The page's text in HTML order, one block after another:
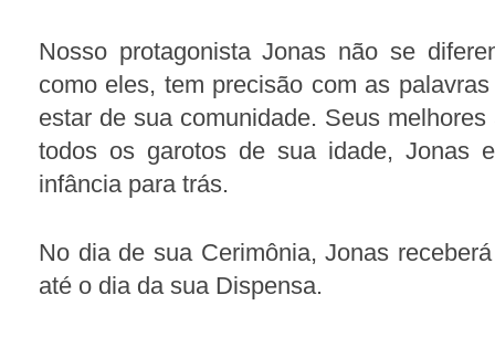
Nosso protagonista Jonas não se
como eles, tem precisão com as
estar de sua comunidade. Seus
todos os garotos de sua idade, Jonas
infância para trás.
No dia de sua Cerimônia, Jonas
até o dia da sua Dispensa.